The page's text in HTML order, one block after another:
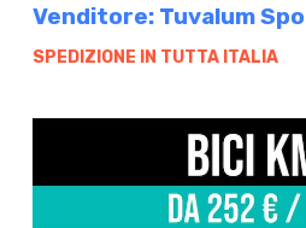
Venditore: Tuvalum
SPEDIZIONE IN TUTTA ITALIA